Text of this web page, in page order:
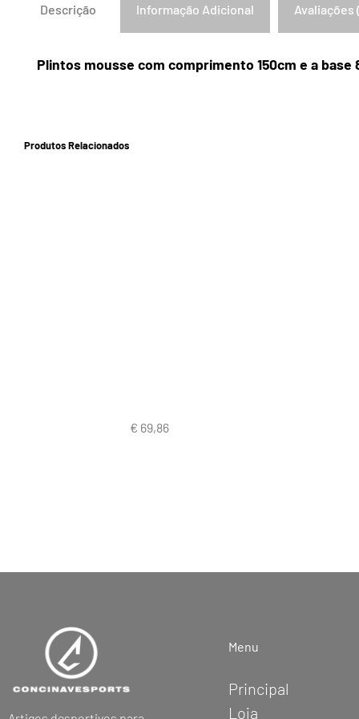
Descrição Informação Adicional Avaliações
Plintos mousse com comprimento 150cm e a
Produtos Relacionados
Menu
Principal
Loja